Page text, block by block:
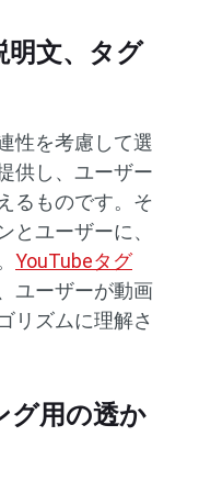
明文、タグ
性を考慮して選
供し、ユーザー
るものです。そ
とユーザーに、
YouTubeタグ
ユーザーが動画
リズムに理解さ
グ用の透か